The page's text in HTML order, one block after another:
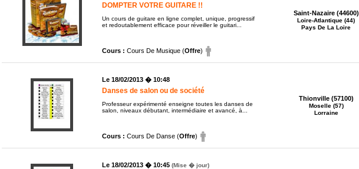
DOMPTER VOTRE GUITARE !!
Un cours de guitare en ligne complet, unique, progressif
et redoutablement efficace pour réveiller le guitari...
Cours : Cours De Musique (Offre)
Saint-Nazaire (44600)
Loire-Atlantique (44)
Pays De La Loire
Le 18/02/2013 � 10:48
Danses de salon ou de société
Professeur expérimenté enseigne toutes les danses de
salon, niveaux débutant, intermédiaire et avancé, à...
Cours : Cours De Danse (Offre)
Thionville (57100)
Moselle (57)
Lorraine
Le 18/02/2013 � 10:45 (Mise � jour)